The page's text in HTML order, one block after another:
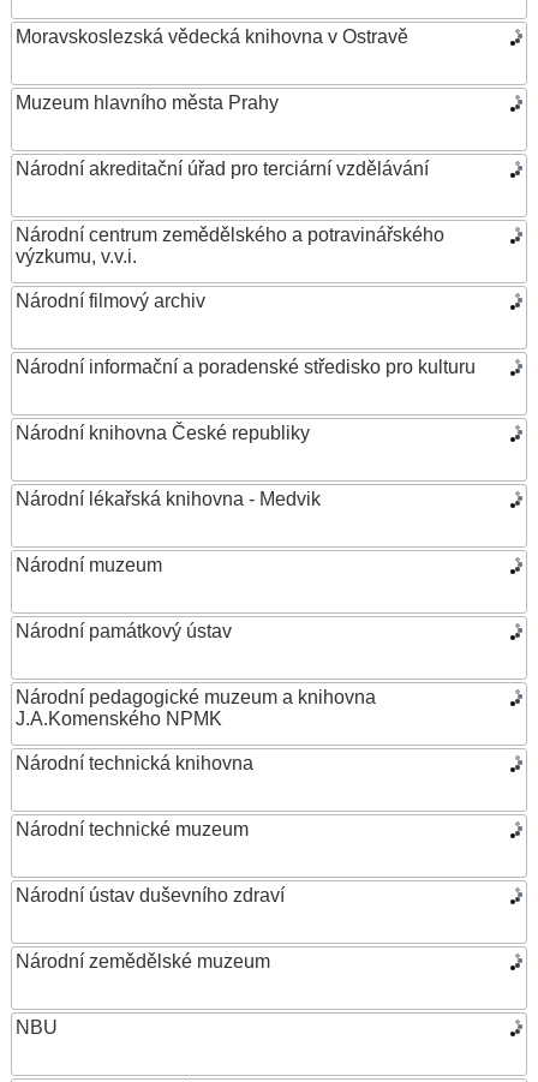
Moravskoslezská vědecká knihovna v Ostravě
Muzeum hlavního města Prahy
Národní akreditační úřad pro terciární vzdělávání
Národní centrum zemědělského a potravinářského
výzkumu, v.v.i.
Národní filmový archiv
Národní informační a poradenské středisko pro kulturu
Národní knihovna České republiky
Národní lékařská knihovna - Medvik
Národní muzeum
Národní památkový ústav
Národní pedagogické muzeum a knihovna
J.A.Komenského NPMK
Národní technická knihovna
Národní technické muzeum
Národní ústav duševního zdraví
Národní zemědělské muzeum
NBU